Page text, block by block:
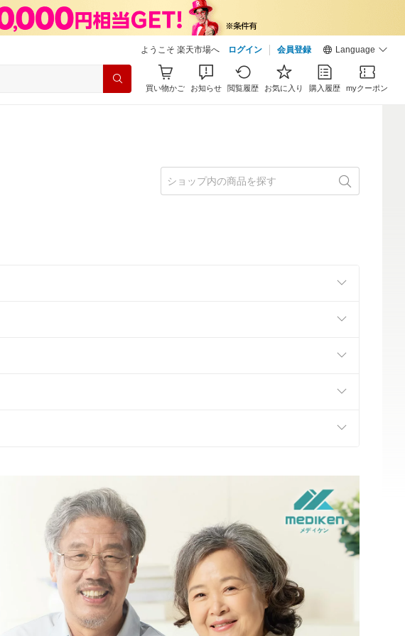
ようこそ 楽天市場へ ログイン 会員登録 Language
買い物かご お知らせ 閲覧履歴 お気に入り 購入履歴 myクーポン